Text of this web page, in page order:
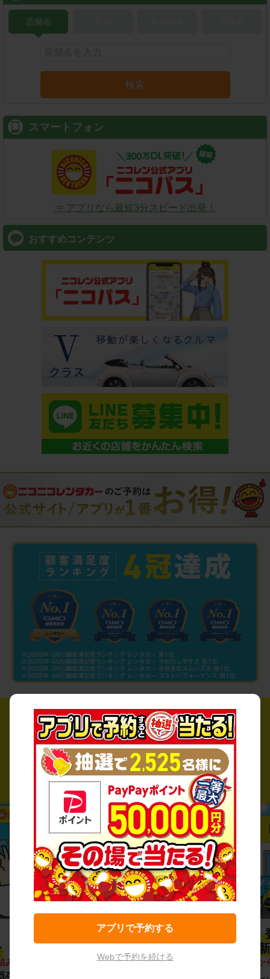
店舗名
検索
スマートフォン
⇒ アプリなら最短3分スピード出発！
おすすめコンテンツ
み
イ
02
プロ品質の
ご利用のたびに、24項目の車両点検
登録
導入
アプリで予約する
Webで予約を続ける